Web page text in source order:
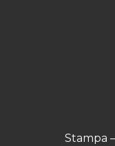
Stampa